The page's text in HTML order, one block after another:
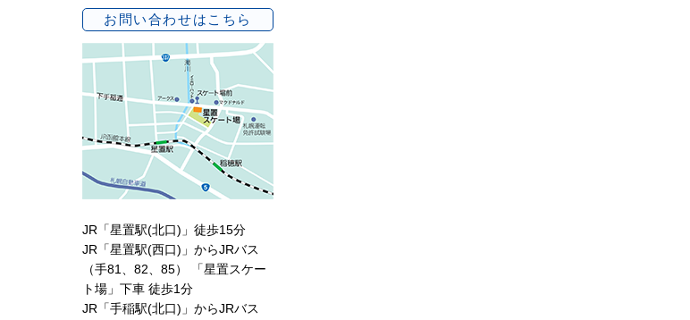
お問い合わせはこちら
JR「星置駅(北口)」徒歩15分
JR「星置駅(西口)」からJRバス
（手81、82、85） 「星置スケー
ト場」下車 徒歩1分
JR「手稲駅(北口)」からJRバス